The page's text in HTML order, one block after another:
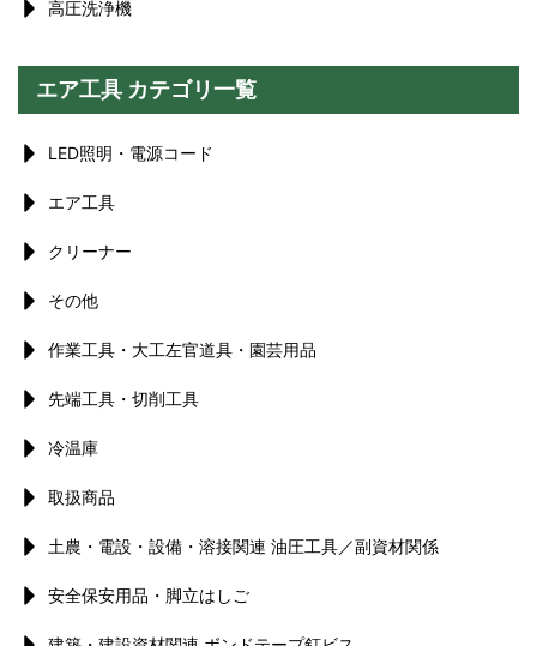
高圧洗浄機
エア工具 カテゴリ一覧
LED照明・電源コード
エア工具
クリーナー
その他
作業工具・大工左官道具・園芸用品
先端工具・切削工具
冷温庫
取扱商品
土農・電設・設備・溶接関連 油圧工具／副資材関係
安全保安用品・脚立はしご